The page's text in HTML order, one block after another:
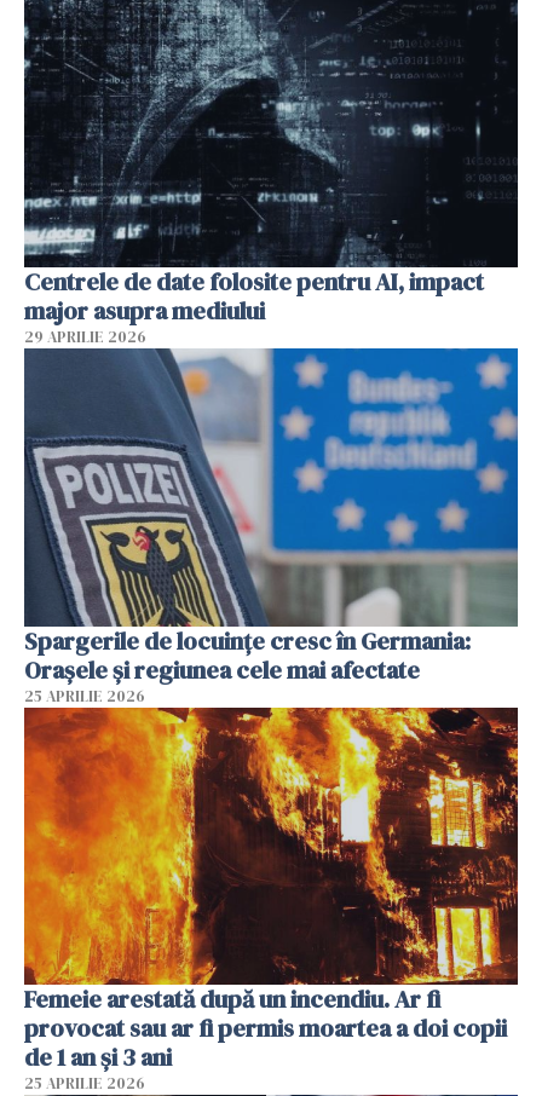
Centrele de date folosite pentru AI, impact
major asupra mediului
29 APRILIE 2026
Spargerile de locuințe cresc în Germania:
Orașele și regiunea cele mai afectate
25 APRILIE 2026
Femeie arestată după un incendiu. Ar fi
provocat sau ar fi permis moartea a doi copii
de 1 an și 3 ani
25 APRILIE 2026